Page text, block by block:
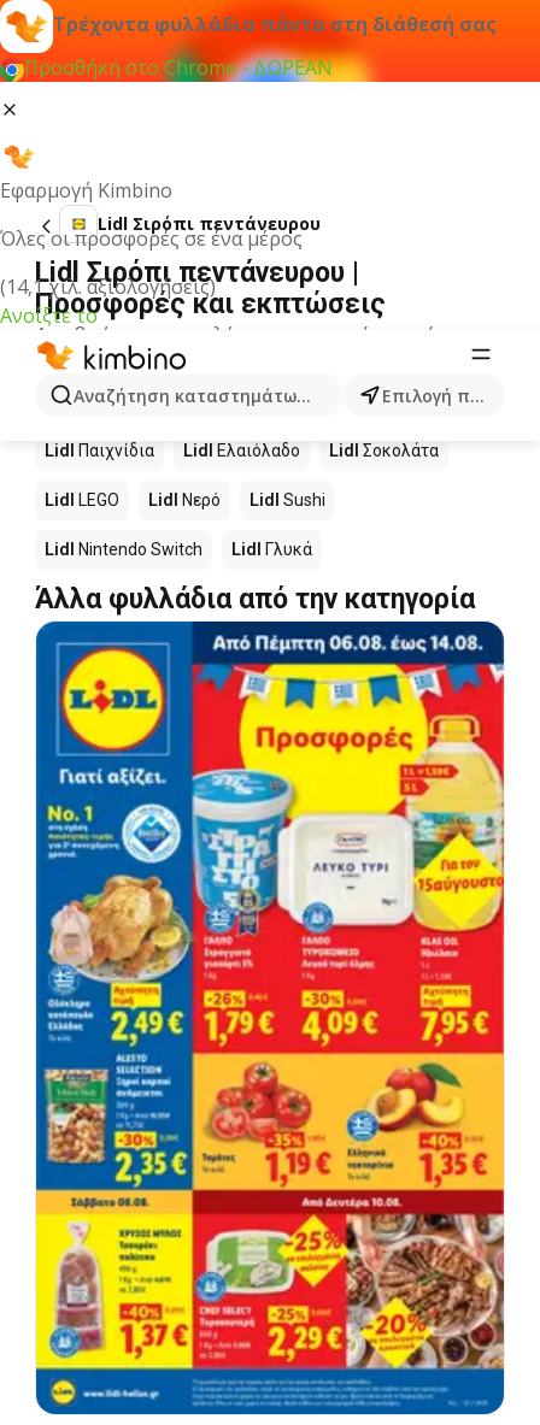
Τρέχοντα φυλλάδια πάντα στη διάθεσή σας
Προσθήκη στο Chrome - ΔΩΡΕΑΝ
Εφαρμογή Kimbino
Όλες οι προσφορές σε ένα μέρος
(14,1 χιλ. αξιολογήσεις)
Ανοίξτε το
Αναζήτηση καταστημάτων, κατηγοριών, προϊόντων...
Επιλογή πόλης
Lidl Σιρόπι πεντάνευρου
Lidl Σιρόπι πεντάνευρου |
Προσφορές και εκπτώσεις
Δεν βρήκαμε αποτελέσματα για αυτόν τον όρο.
Άλλα προϊόντα στα καταστήματα
Lidl
Lidl Παιχνίδια Lidl Ελαιόλαδο Lidl Σοκολάτα
Lidl LEGO Lidl Νερό Lidl Sushi
Lidl Nintendo Switch Lidl Γλυκά
Άλλα φυλλάδια από την κατηγορία